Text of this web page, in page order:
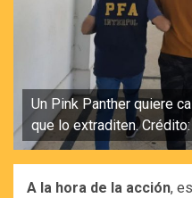
Un Pink Panther quiere
que lo extraditen.
A la hora de la acción,